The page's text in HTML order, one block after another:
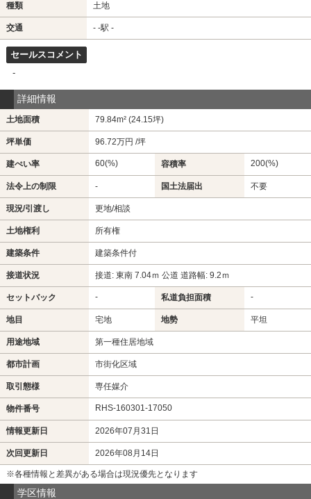
種類 土地
交通 - -駅 -
セールスコメント
-
詳細情報
土地面積 79.84m² (24.15坪)
坪単価 96.72万円 /坪
建ぺい率 60(%) 容積率 200(%)
法令上の制限 - 国土法届出 不要
現況/引渡し 更地/相談
土地権利 所有権
建築条件 建築条件付
接道状況 接道: 東南 7.04ｍ 公道 道路幅: 9.2ｍ
セットバック - 私道負担面積 -
地目 宅地 地勢 平坦
用途地域 第一種住居地域
都市計画 市街化区域
取引態様 専任媒介
物件番号 RHS-160301-17050
情報更新日 2026年07月31日
次回更新日 2026年08月14日
※各種情報と差異がある場合は現況優先となります
学区情報